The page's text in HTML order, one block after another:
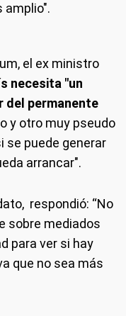
amplio".
el ex ministro
necesita "un
del permanente
y otro muy pseudo
se puede generar
arrancar".
respondió: “No
sobre mediados
para ver si hay
que no sea más